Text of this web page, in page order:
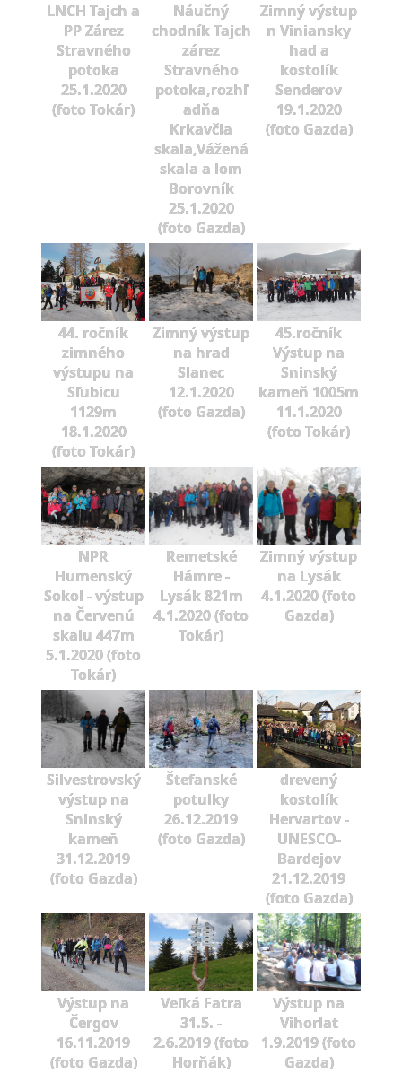
LNCH Tajch a
PP Zárez
Stravného
potoka
25.1.2020
(foto Tokár)
Náučný
chodník Tajch
zárez
Stravného
potoka,rozhľ
adňa
Krkavčia
skala,Vážená
skala a lom
Borovník
25.1.2020
(foto Gazda)
Zimný výstup
n Viniansky
had a
kostolík
Senderov
19.1.2020
(foto Gazda)
44. ročník
zimného
výstupu na
Sľubicu
1129m
18.1.2020
(foto Tokár)
Zimný výstup
na hrad
Slanec
12.1.2020
(foto Gazda)
45.ročník
Výstup na
Sninský
kameň 1005m
11.1.2020
(foto Tokár)
NPR
Humenský
Sokol - výstup
na Červenú
skalu 447m
5.1.2020 (foto
Tokár)
Remetské
Hámre -
Lysák 821m
4.1.2020 (foto
Tokár)
Zimný výstup
na Lysák
4.1.2020 (foto
Gazda)
Silvestrovský
výstup na
Sninský
kameň
31.12.2019
(foto Gazda)
Štefanské
potulky
26.12.2019
(foto Gazda)
drevený
kostolík
Hervartov -
UNESCO-
Bardejov
21.12.2019
(foto Gazda)
Výstup na
Čergov
16.11.2019
(foto Gazda)
Veľká Fatra
31.5. -
2.6.2019 (foto
Horňák)
Výstup na
Vihorlat
1.9.2019 (foto
Gazda)